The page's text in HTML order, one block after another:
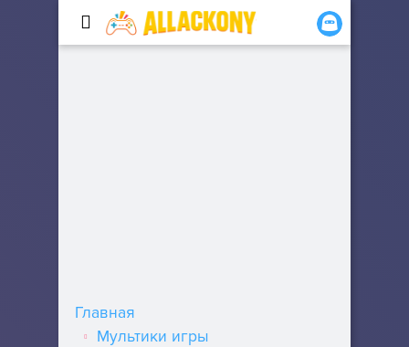
Главная
Мультики игры